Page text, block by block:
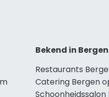
Bekend in
Restaurants
Catering Bergen
Schoonheidssalon